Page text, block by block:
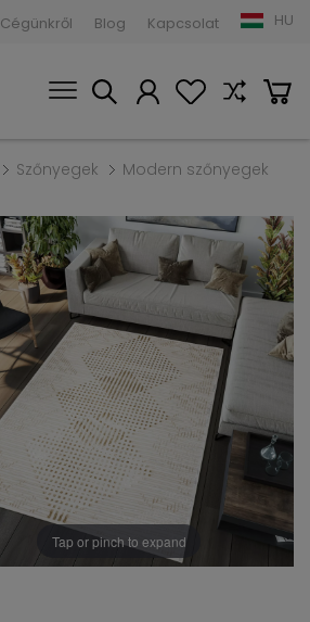
Cégünkről Blog Kapcsolat HU
Szőnyegek Modern szőnyegek
Tap or pinch to expand